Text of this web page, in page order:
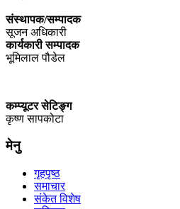
संस्थापक/सम्पादक
सूजन अधिकारी
कार्यकारी सम्पादक
भूमिलाल पौडेल
कम्प्यूटर सेटिङ्ग
कृष्ण सापकोटा
मेनु
गृहपृष्ठ
समाचार
संकेत विशेष